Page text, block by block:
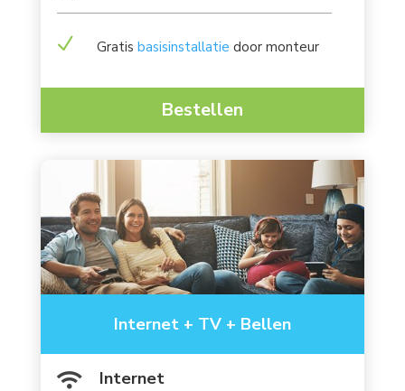
N Gratisbasisinstallatie door monteur
Bestellen
Internet + TV + Bellen
 Internet